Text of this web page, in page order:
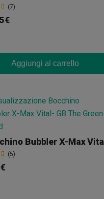
(7)
€
Aggiungi al carrello
Bubbler X-Max Vital
(5)